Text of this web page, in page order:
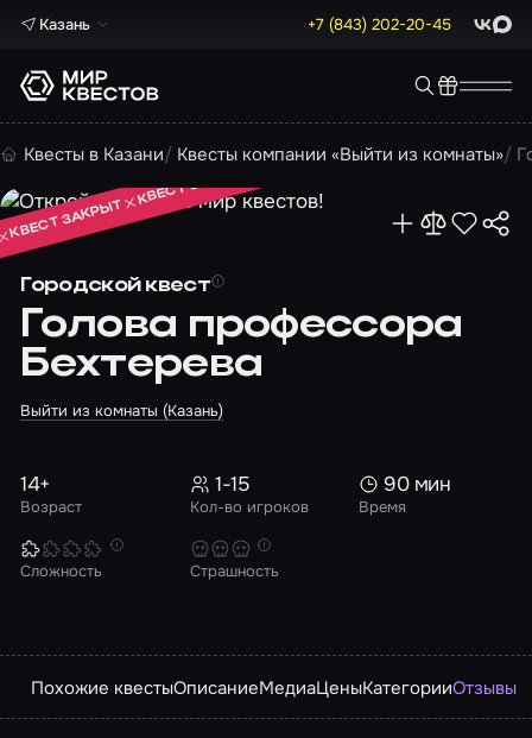
Казань +7 (843) 202-20-45 Max
Квесты в Казани Квесты компании «Выйти из комнаты»
Городской квест
Голова профессора
Бехтерева
Выйти из комнаты (Казань)
КВЕСТ ЗАКРЫТ
КВЕСТ ЗАКРЫТ
КВЕСТ ЗАКРЫТ
Возраст
14+
Кол-во игроков
1-15
Время
90 мин
Сложность Страшность
Похожие квестыОписаниеМедиаЦеныКатегорииОтзывы